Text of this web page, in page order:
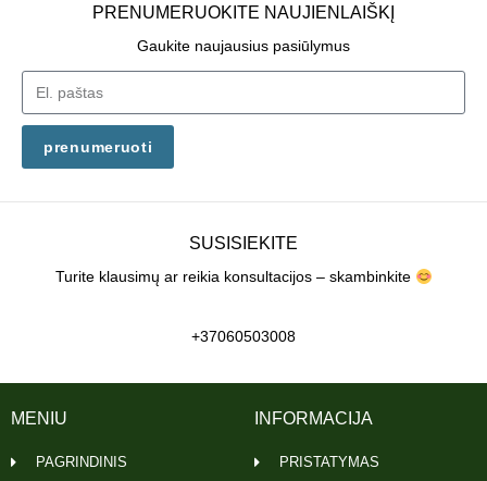
PRENUMERUOKITE NAUJIENLAIŠKĮ
Gaukite naujausius pasiūlymus
prenumeruoti
SUSISIEKITE
Turite klausimų ar reikia konsultacijos – skambinkite
+37060503008
INFORMACIJA
PRISTATYMAS
MENIU
PAGRINDINIS